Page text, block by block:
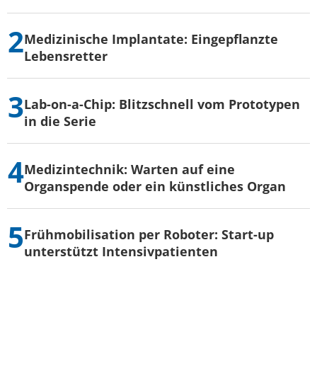
Medizinische Implantate: Eingepflanzte
Lebensretter
Lab-on-a-Chip: Blitzschnell vom Prototypen
in die Serie
Medizintechnik: Warten auf eine
Organspende oder ein künstliches Organ
Frühmobilisation per Roboter: Start-up
unterstützt Intensivpatienten